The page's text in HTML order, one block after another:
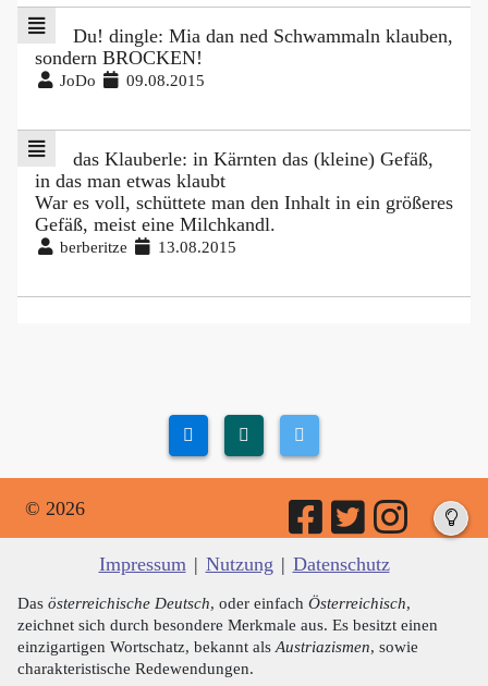
Du! dingle: Mia dan ned Schwammaln klauben,
sondern BROCKEN!
JoDo 09.08.2015
das Klauberle: in Kärnten das (kleine) Gefäß,
in das man etwas klaubt
War es voll, schüttete man den Inhalt in ein größeres
Gefäß, meist eine Milchkandl.
berberitze 13.08.2015
© 2026
Impressum | Nutzung | Datenschutz
Das österreichische Deutsch, oder einfach Österreichisch,
zeichnet sich durch besondere Merkmale aus. Es besitzt einen
einzigartigen Wortschatz, bekannt alsAustriazismen, sowie
charakteristische Redewendungen.